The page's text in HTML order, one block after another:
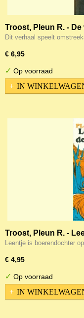
Troost, Pleun R. -
Dit verhaal speelt
€ 6,95
✓ Op voorraad
IN
Troost, Pleun R. -
Leentje is boerendochter
€ 4,95
✓ Op voorraad
IN